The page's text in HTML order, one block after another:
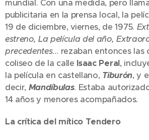
mundial. Con una medida, pero
publicitaria en la prensa local, la
19 de diciembre, viernes, de 1975.
estreno, La película del año,
precedentes… rezaban entonces las
coliseo de la calle Isaac Peral,
la película en castellano, Tiburón, y
decir, Mandíbulas. Estaba
14 años y menores acompañados.
La crítica del mítico Tendero